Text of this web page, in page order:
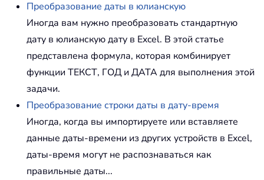
Преобразование даты в юлианскую
Иногда вам нужно преобразовать стандартную
дату в юлианскую дату в Excel. В этой статье
представлена формула, которая комбинирует
функции ТЕКСТ, ГОД и ДАТА для выполнения этой
задачи.
Преобразование строки даты в дату-время
Иногда, когда вы импортируете или вставляете
данные даты-времени из других устройств в Excel,
даты-время могут не распознаваться как
правильные даты...